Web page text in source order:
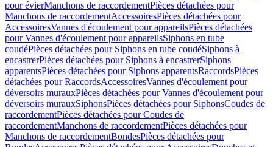
pour évierManchons de raccordementPièces détachées pour
Manchons de raccordementAccessoiresPièces détachées pour
AccessoiresVannes d'écoulement pour appareilsPièces détachées
pour Vannes d'écoulement pour appareilsSiphons en tube
coudéPièces détachées pour Siphons en tube coudéSiphons à
encastrerPièces détachées pour Siphons à encastrerSiphons
apparentsPièces détachées pour Siphons apparentsRaccordsPièces
détachées pour RaccordsAccessoiresVannes d'écoulement pour
déversoirs murauxPièces détachées pour Vannes d'écoulement pour
déversoirs murauxSiphonsPièces détachées pour SiphonsCoudes de
raccordementPièces détachées pour Coudes de
raccordementManchons de raccordementPièces détachées pour
Manchons de raccordementBondesPièces détachées pour